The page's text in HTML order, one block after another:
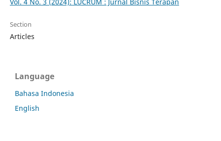
Vol. 4 No. 3 (2024): LUCRUM : Jurnal Bisnis Terapan
Section
Articles
Language
Bahasa Indonesia
English